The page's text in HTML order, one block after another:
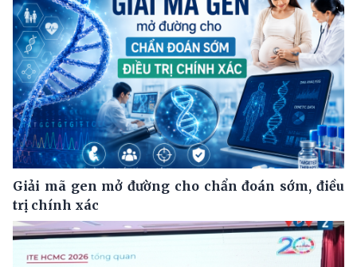
Giải mã gen mở đường cho chẩn đoán sớm, điều
trị chính xác